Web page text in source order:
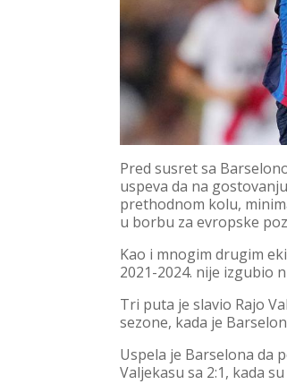
Pred susret sa
uspeva da na
prethodnom kolu,
u borbu za evropske
Kao i mnogim drugim
2021-2024. nije izgubio
Tri puta je slavio Rajo
sezone, kada je
Uspela je Barselona da
Valjekasu sa 2:1, kada